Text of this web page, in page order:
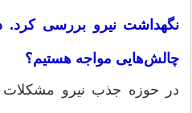
نگهداشت نیرو بررسی کرد.
چالش‌هایی مواجه هستیم؟
در حوزه جذب نیرو مشکلات